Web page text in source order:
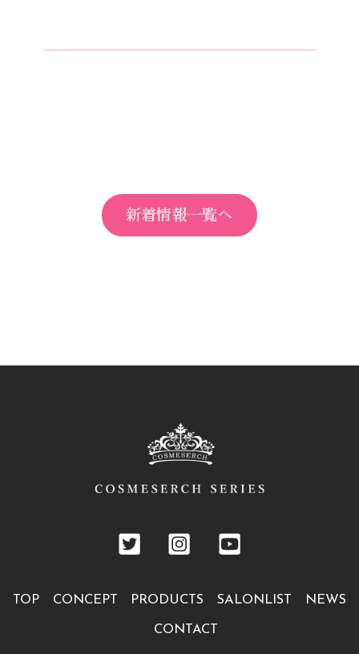
新着情報一覧へ
TOP CONCEPT PRODUCTS SALONLIST NEWS
CONTACT